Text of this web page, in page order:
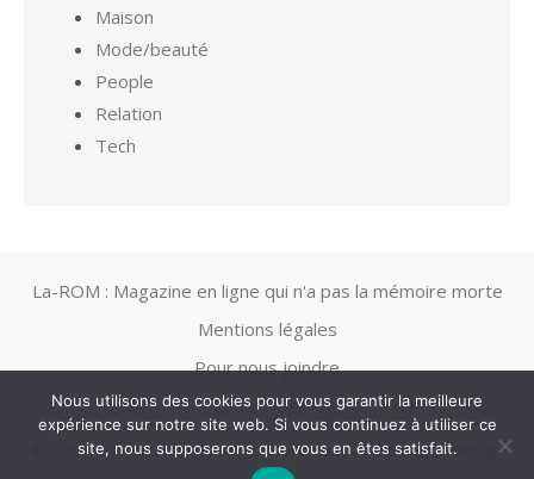
Maison
Mode/beauté
People
Relation
Tech
La-ROM : Magazine en ligne qui n'a pas la mémoire morte
Mentions légales
Pour nous joindre
© 2026 La-ROM / Propulsé par WordPress / Thème par Design
Nous utilisons des cookies pour vous garantir la meilleure
expérience sur notre site web. Si vous continuez à utiliser ce
site, nous supposerons que vous en êtes satisfait.